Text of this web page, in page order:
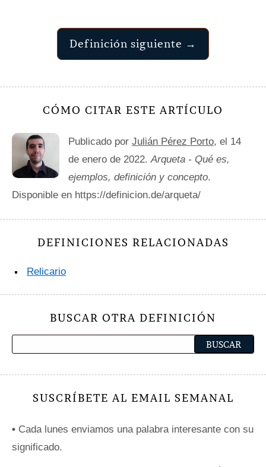
Definición siguiente →
CÓMO CITAR ESTE ARTÍCULO
Publicado por Julián Pérez Porto, el 14
de enero de 2022.Arqueta - Qué es,
ejemplos, definición y concepto.
Disponible en https://definicion.de/arqueta/
DEFINICIONES RELACIONADAS
Relicario
BUSCAR OTRA DEFINICIÓN
SUSCRÍBETE AL EMAIL SEMANAL
• Cada lunes enviamos una palabra interesante con su
significado.